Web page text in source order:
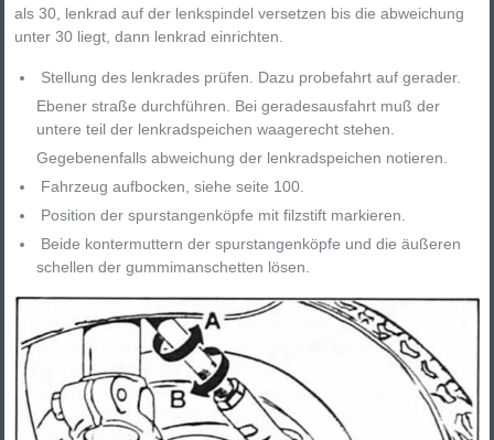
als 30, lenkrad auf der lenkspindel versetzen bis die abweichung
unter 30 liegt, dann lenkrad einrichten.
Stellung des lenkrades prüfen. Dazu probefahrt auf gerader.
Ebener straße durchführen. Bei geradesausfahrt muß der
untere teil der lenkradspeichen waagerecht stehen.
Gegebenenfalls abweichung der lenkradspeichen notieren.
Fahrzeug aufbocken, siehe seite 100.
Position der spurstangenköpfe mit filzstift markieren.
Beide kontermuttern der spurstangenköpfe und die äußeren
schellen der gummimanschetten lösen.